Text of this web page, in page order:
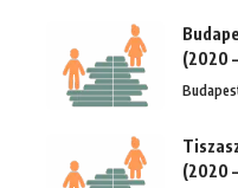
(2020
(2020